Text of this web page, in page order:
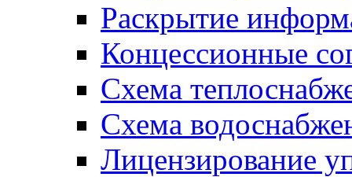
Раскрытие
Концессионные
Схема
Схема
Лицензирование